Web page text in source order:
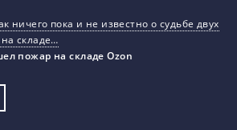
ничего пока и не известно о судьбе двух
складе…
пожар на складе Ozon